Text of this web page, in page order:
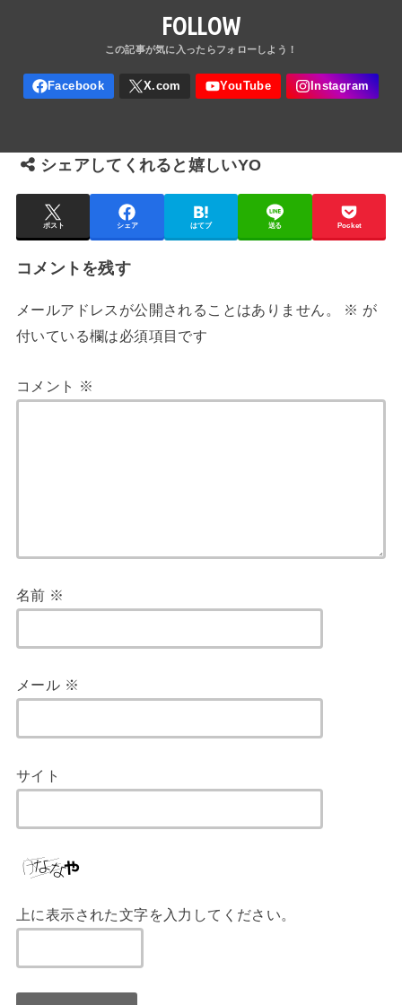
FOLLOW
シェアしてくれると嬉しいYO
ポスト シェア はてブ 送る Pocket
コメントを残す
メールアドレスが公開されることはありません。 ※ が
付いている欄は必須項目です
コメント ※
名前 ※
メール ※
サイト
上に表示された文字を入力してください。